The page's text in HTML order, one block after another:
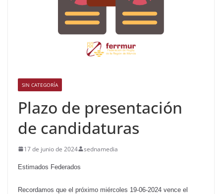
SIN CATEGORÍA
Plazo de presentación
de candidaturas
17 de junio de 2024 sednamedia
Estimados Federados
Recordamos que el próximo miércoles 19-06-2024 vence el